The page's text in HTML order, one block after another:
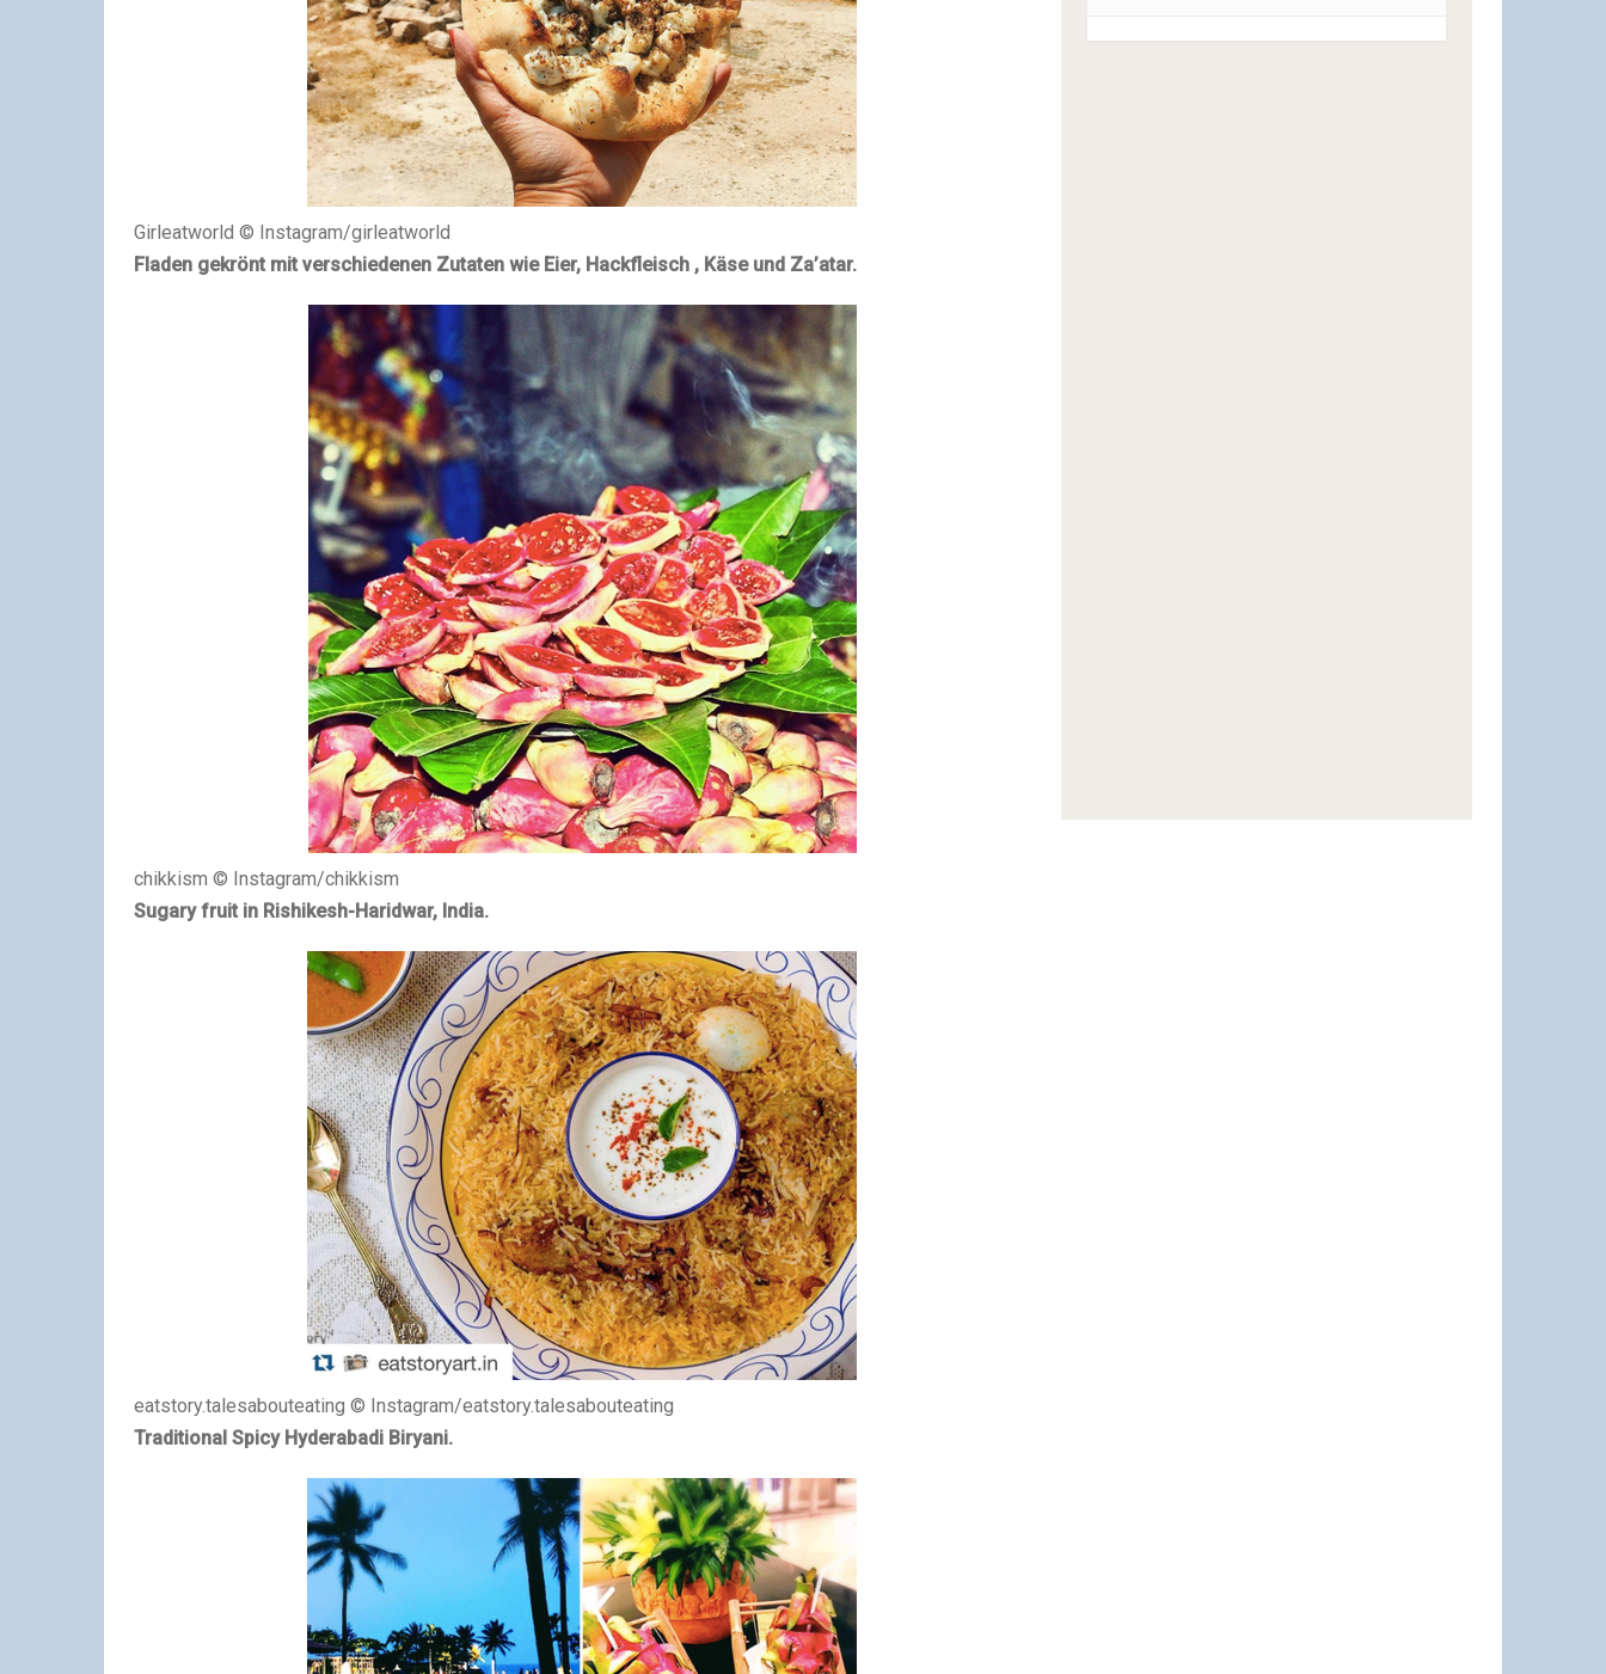
Girleatworld © Instagram/girleatworld
Fladen gekrönt mit verschiedenen Zutaten wie Eier, Hackfleisch , Käse und Za’atar.
chikkism © Instagram/chikkism
Sugary fruit in Rishikesh-Haridwar, India.
eatstory.talesabouteating © Instagram/eatstory.talesabouteating
Traditional Spicy Hyderabadi Biryani.